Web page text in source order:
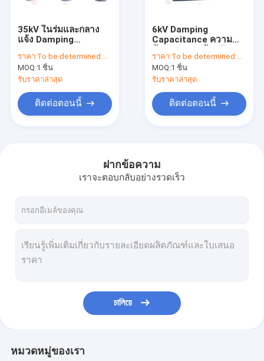
35kV ในร่มและกลาง
แจ้ง Damping
ต้านทานการป้องกัน
Overvoltage สำหรับ
Substation
ราคา:To be determined by type and quantity.
MOQ:1 ชิ้น
รับราคาล่าสุด
ติดต่อตอนนี้
6kV Damping
Capacitance ความ
ดันเกิน
ราคา:To be determined by type and quantity.
MOQ:1 ชิ้น
รับราคาล่าสุด
ติดต่อตอนนี้
ฝากข้อความ
เราจะตอบกลับอย่างรวดเร็ว
চালিয়ে
หมวดหมู่ของเรา